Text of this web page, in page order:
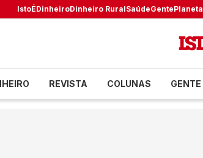
IstoÉDinheiroDinheiro RuralSaúdeGentePlaneta
REVISTA COLUNAS GENTE